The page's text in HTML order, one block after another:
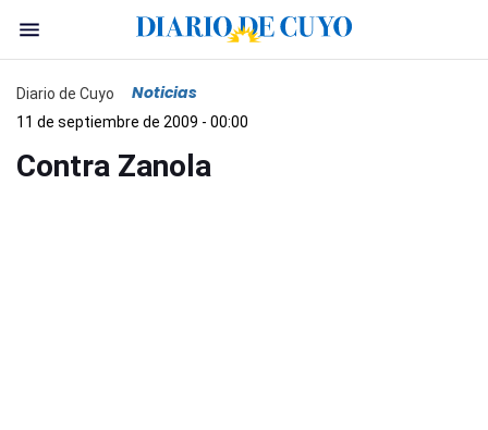
Diario de Cuyo Noticias
11 de septiembre de 2009 - 00:00
Contra Zanola